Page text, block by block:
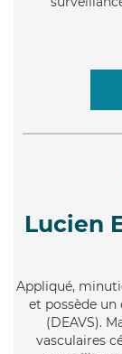
Lucien
Appliqué,
et possède
(DEAVS).
vasculaires